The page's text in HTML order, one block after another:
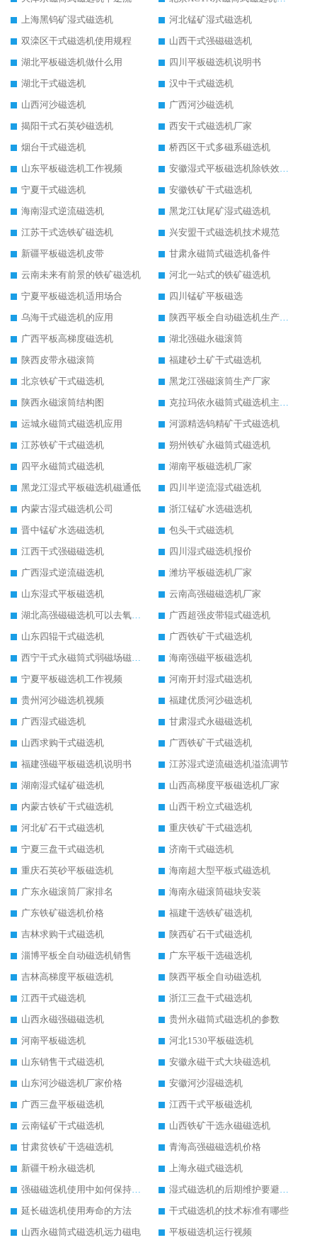
上海黑钨矿湿式磁选机
河北锰矿湿式磁选机
双滦区干式磁选机使用规程
山西干式强磁磁选机
湖北平板磁选机做什么用
四川平板磁选机说明书
湖北干式磁选机
汉中干式磁选机
山西河沙磁选机
广西河沙磁选机
揭阳干式石英砂磁选机
西安干式磁选机厂家
烟台干式磁选机
桥西区干式多磁系磁选机
山东平板磁选机工作视频
安徽湿式平板磁选机除铁效果怎么样
宁夏干式磁选机
安徽铁矿干式磁选机
海南湿式逆流磁选机
黑龙江钛尾矿湿式磁选机
江苏干式选铁矿磁选机
兴安盟干式磁选机技术规范
新疆平板磁选机皮带
甘肃永磁筒式磁选机备件
云南未来有前景的铁矿磁选机
河北一站式的铁矿磁选机
宁夏平板磁选机适用场合
四川锰矿平板磁选
乌海干式磁选机的应用
陕西平板全自动磁选机生产厂家
广西平板高梯度磁选机
湖北强磁永磁滚筒
陕西皮带永磁滚筒
福建砂土矿干式磁选机
北京铁矿干式磁选机
黑龙江强磁滚筒生产厂家
陕西永磁滚筒结构图
克拉玛依永磁筒式磁选机主要技术参数
运城永磁筒式磁选机应用
河源精选钨精矿干式磁选机
江苏铁矿干式磁选机
朔州铁矿永磁筒式磁选机
四平永磁筒式磁选机
湖南平板磁选机厂家
黑龙江湿式平板磁选机磁通低
四川半逆流湿式磁选机
内蒙古湿式磁选机公司
浙江锰矿水选磁选机
晋中锰矿水选磁选机
包头干式磁选机
江西干式强磁磁选机
四川湿式磁选机报价
广西湿式逆流磁选机
潍坊平板磁选机厂家
山东湿式平板磁选机
云南高强磁磁选机厂家
湖北高强磁磁选机可以去氧化铝
广西超强皮带辊式磁选机
山东四辊干式磁选机
广西铁矿干式磁选机
西宁干式永磁筒式弱磁场磁选机结构图
海南强磁平板磁选机
宁夏平板磁选机工作视频
河南开封湿式磁选机
贵州河沙磁选机视频
福建优质河沙磁选机
广西湿式磁选机
甘肃湿式永磁磁选机
山西求购干式磁选机
广西铁矿干式磁选机
福建强磁平板磁选机说明书
江苏湿式逆流磁选机溢流调节
湖南湿式锰矿磁选机
山西高梯度平板磁选机厂家
内蒙古铁矿干式磁选机
山西干粉立式磁选机
河北矿石干式磁选机
重庆铁矿干式磁选机
宁夏三盘干式磁选机
济南干式磁选机
重庆石英砂平板磁选机
海南超大型平板式磁选机
广东永磁滚筒厂家排名
海南永磁滚筒磁块安装
广东铁矿磁选机价格
福建干选铁矿磁选机
吉林求购干式磁选机
陕西矿石干式磁选机
淄博平板全自动磁选机销售
广东平板干选磁选机
吉林高梯度平板磁选机
陕西平板全自动磁选机
江西干式磁选机
浙江三盘干式磁选机
山西永磁强磁磁选机
贵州永磁筒式磁选机的参数
河南平板磁选机
河北1530平板磁选机
山东销售干式磁选机
安徽永磁干式大块磁选机
山东河沙磁选机厂家价格
安徽河沙湿磁选机
广西三盘平板磁选机
江西干式平板磁选机
云南锰矿干式磁选机
山西铁矿干选永磁磁选机
甘肃贫铁矿干选磁选机
青海高强磁磁选机价格
新疆干粉永磁选机
上海永磁式磁选机
强磁磁选机使用中如何保持其顺畅运行
湿式磁选机的后期维护要避开哪些坑
延长磁选机使用寿命的方法
干式磁选机的技术标准有哪些
山西永磁筒式磁选机远力磁电
平板磁选机运行视频